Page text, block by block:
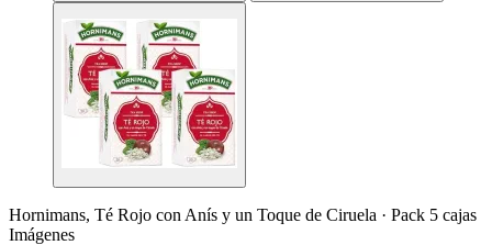
Hornimans, Té Rojo con Anís y un Toque de Ciruela · Pack 5 cajas
Imágenes